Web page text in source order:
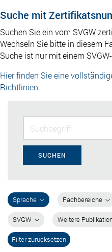
Suche mit
Suchen Sie ein vom SVGW
Wechseln Sie bitte in diesem
Suche ist nur mit einem
Hier finden Sie eine
Richtlinien.
SUCHEN
Sprache Fachbereiche
SVGW Weitere
Filter zurücksetzen